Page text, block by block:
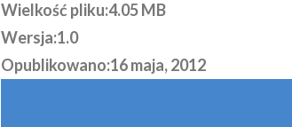
Wielkość pliku:4.05 MB
Wersja:1.0
Opublikowano:16 maja, 2012